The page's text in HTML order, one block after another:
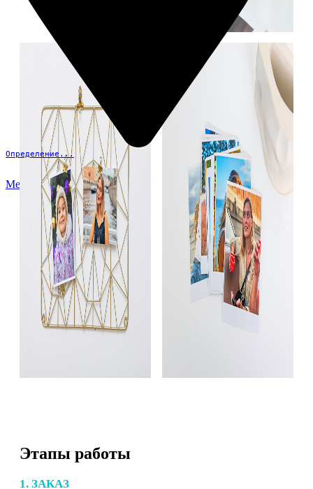
Определение...
Меню
Этапы работы
1. ЗАКАЗ